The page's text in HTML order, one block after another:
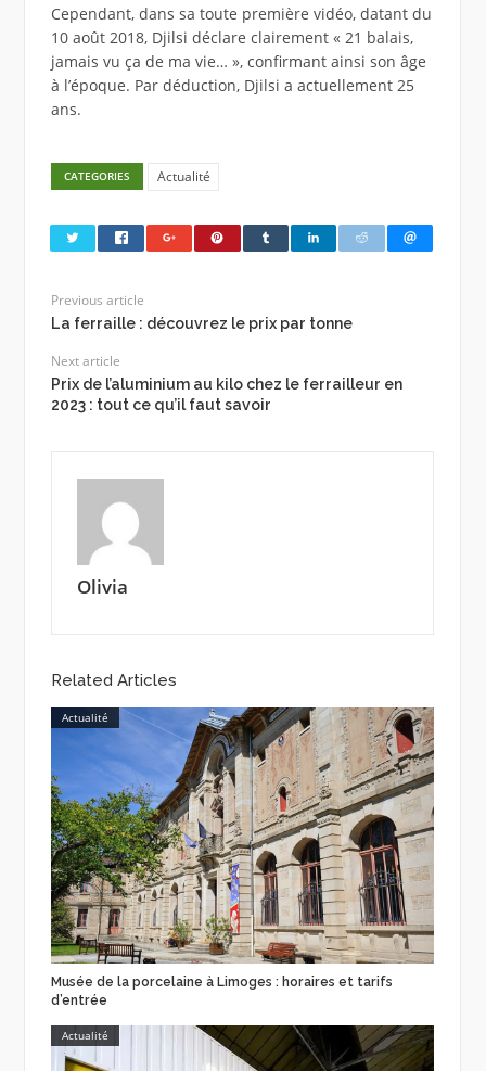
Cependant, dans sa toute première vidéo, datant du
10 août 2018, Djilsi déclare clairement « 21 balais,
jamais vu ça de ma vie… », confirmant ainsi son âge
à l’époque. Par déduction, Djilsi a actuellement 25
ans.
CATEGORIES Actualité
Previous article
La ferraille : découvrez le prix par tonne
Next article
Prix de l’aluminium au kilo chez le ferrailleur en
2023 : tout ce qu’il faut savoir
Olivia
Related Articles
Actualité
Musée de la porcelaine à Limoges : horaires et tarifs
d’entrée
Actualité